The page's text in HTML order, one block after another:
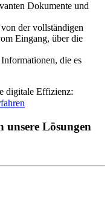
Dokumente und
der vollständigen
Eingang, über die
die es
digitale Effizienz:
unsere Lösungen